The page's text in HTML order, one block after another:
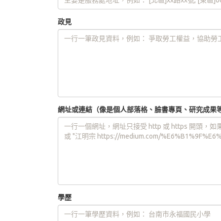
政見
網址或連結（像是個人部落格、臉書專頁、研究成果
學歷